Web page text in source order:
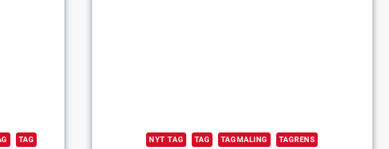
TAG NYT TAG TAG TAGMALING TAGRENS